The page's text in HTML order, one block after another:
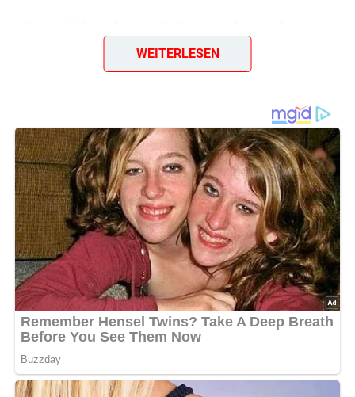
Gepökelte Gänsekeule
mit Teltower Rübchen
Ein einfaches & geniales DDR-Rezept aus dem Jahr 1987
Diese Zutaten brauchen wir…
2 große Gänsekeulen
1 Zwiebel
3 Pimentkörner
2 Lorbeerblätter
50 g Salz
2 Teelöffel Pökelsalz
1 Teelöffel Zucker
Lob, Kritik, Fragen oder Anregungen zum Rezept?
Dann hinterlasse doch bitte einen Kommentar am
WEITERLESEN